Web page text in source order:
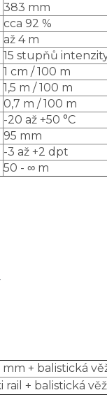
383 mm
cca 92 %
až 4 m
15 stupňů
1 cm / 100 m
1,5 m / 100 m
0,7 m / 100 m
-20 až +50 °C
95 mm
-3 až +2 dpt
50 - ∞ m
+ balistická
rail + balistická věž